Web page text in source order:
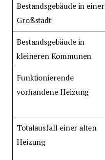
Bestandsgebäude in einer
Großstadt
Bestandsgebäude in
kleineren Kommunen
Funktionierende
vorhandene Heizung
Totalausfall einer alten
Heizung